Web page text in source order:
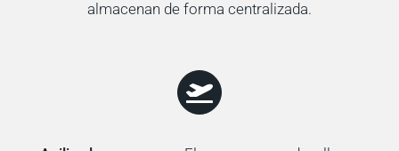
almacenan de forma centralizada.